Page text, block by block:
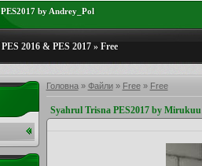
by Andrey_Pol
PES 2016 & PES 2017» Free
Головна» Файли» Free» Free
Syahrul Trisna PES2017 by Mirukuu